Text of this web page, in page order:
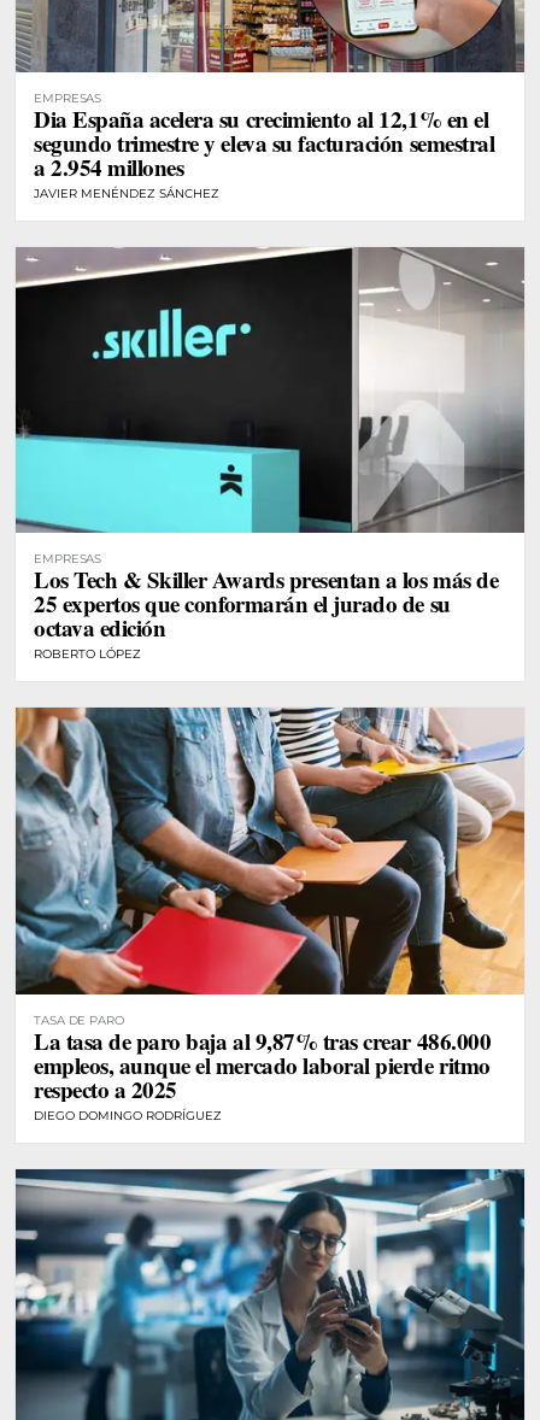
EMPRESAS
Dia España acelera su crecimiento al 12,1% en el
segundo trimestre y eleva su facturación semestral
a 2.954 millones
JAVIER MENÉNDEZ SÁNCHEZ
EMPRESAS
Los Tech & Skiller Awards presentan a los más de
25 expertos que conformarán el jurado de su
octava edición
ROBERTO LÓPEZ
TASA DE PARO
La tasa de paro baja al 9,87% tras crear 486.000
empleos, aunque el mercado laboral pierde ritmo
respecto a 2025
DIEGO DOMINGO RODRÍGUEZ